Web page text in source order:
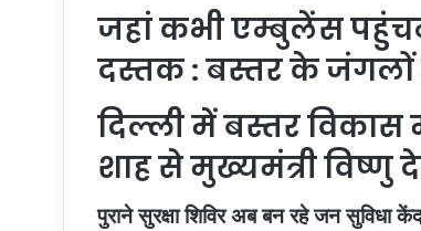
जहां कभी एम्बुलेंस
दस्तक : बस्तर के जंगलों
दिल्ली में बस्तर विकास
शाह से मुख्यमंत्री
पुराने सुरक्षा शिविर अब बन रहे जन सुविधा